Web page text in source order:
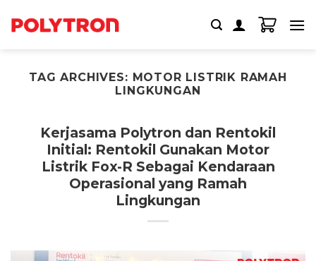
TAG ARCHIVES: MOTOR LISTRIK RAMAH
LINGKUNGAN
Kerjasama Polytron dan Rentokil
Initial: Rentokil Gunakan Motor
Listrik Fox-R Sebagai Kendaraan
Operasional yang Ramah
Lingkungan